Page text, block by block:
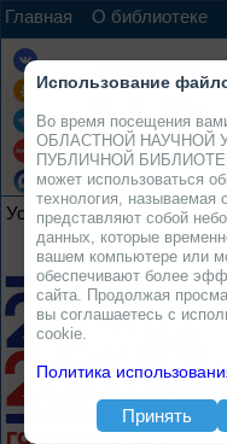
Главная О библиотеке
Услуги Ресурсы Проекты
Использование
Во время посещения
ОБЛАСТНОЙ НАУЧНОЙ
ПУБЛИЧНОЙ
может использоваться
технология,
представляют собой
данных, которые
вашем компьютере или
обеспечивают более
сайта. Продолжая
вы соглашаетесь с
cookie.
Политика
Принять